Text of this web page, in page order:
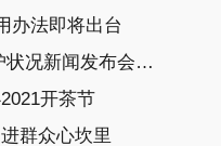
办法即将出台
泉州法院知识产权刑事司法保护状况新闻发布会召开
开茶节
群众心坎里